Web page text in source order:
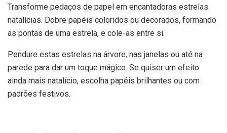
Transforme pedaços de papel em encantadoras estrelas
natalícias. Dobre papéis coloridos ou decorados, formando
as pontas de uma estrela, e cole-as entre si.
Pendure estas estrelas na árvore, nas janelas ou até na
parede para dar um toque mágico. Se quiser um efeito
ainda mais natalício, escolha papéis brilhantes ou com
padrões festivos.